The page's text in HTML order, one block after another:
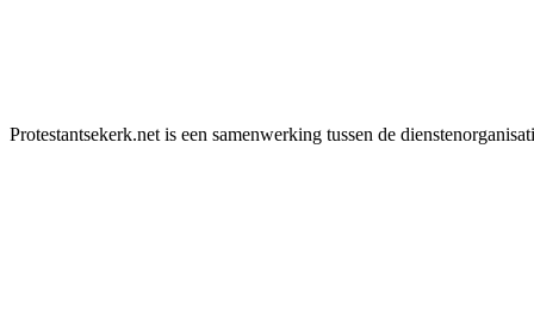
Protestantsekerk.net is een samenwerking tussen de